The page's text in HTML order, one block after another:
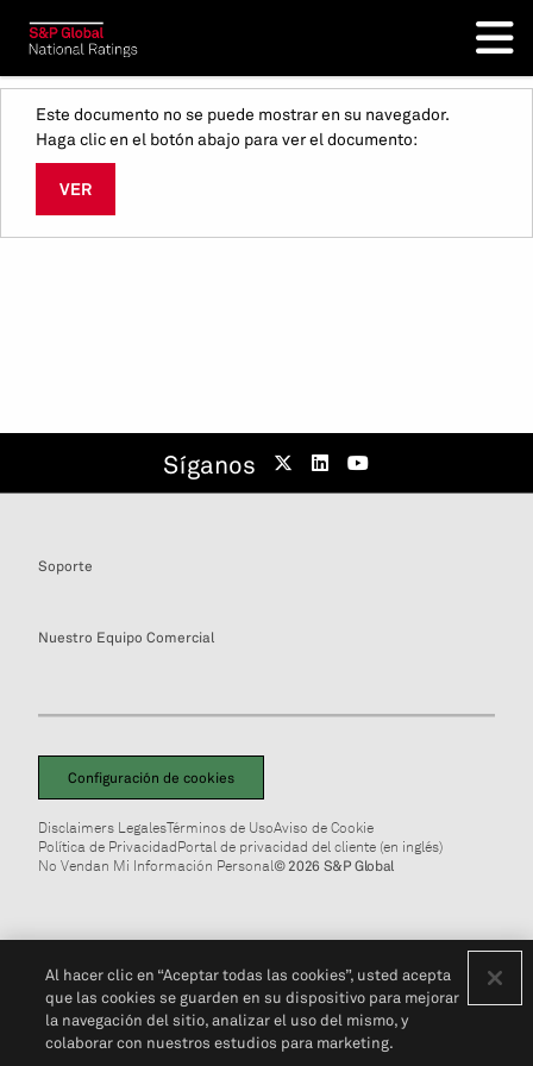
Este documento no se puede mostrar en su navegador.
Haga clic en el botón abajo para ver el documento:
VER
Síganos
Soporte
Nuestro Equipo Comercial
Configuración de cookies
Disclaimers LegalesTérminos de UsoAviso de Cookie
Política de PrivacidadPortal de privacidad del cliente (en inglés)
No Vendan Mi Información Personal© 2026 S&P Global
Al hacer clic en “Aceptar todas las cookies”, usted acepta
que las cookies se guarden en su dispositivo para mejorar
la navegación del sitio, analizar el uso del mismo, y
colaborar con nuestros estudios para marketing.